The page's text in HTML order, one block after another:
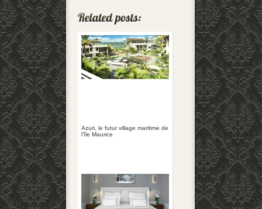
Azuri, le futur village maritime de
l'île Maurice